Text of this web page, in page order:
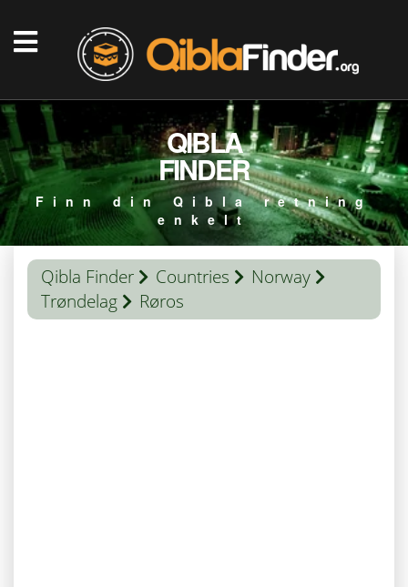
QIBLA
FINDER
Finn din Qibla retning
enkelt
Qibla Finder Countries
Norway
Trøndelag
Røros